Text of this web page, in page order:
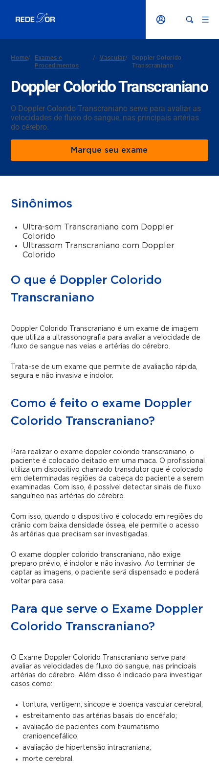
Home/
Exames e
Procedimentos
/ Vascular/
Doppler Colorido
Transcraniano
Doppler Colorido Transcraniano
O Doppler Colorido Transcraniano serve para avaliar as
velocidades de fluxo do sangue, nas principais artérias
do cérebro.
Marque seu exame
Sinônimos
Ultra-som Transcraniano com Doppler
Colorido
Ultrassom Transcraniano com Doppler
Colorido
O que é Doppler Colorido
Transcraniano
Doppler Colorido Transcraniano é um exame de imagem
que utiliza a ultrassonografia para avaliar a velocidade de
fluxo de sangue nas veias e artérias do cérebro.
Trata-se de um exame que permite de avaliação rápida,
segura e não invasiva e indolor.
Como é feito o exame Doppler
Colorido Transcraniano?
Para realizar o exame doppler colorido transcraniano, o
paciente é colocado deitado em uma maca. O profissional
utiliza um dispositivo chamado transdutor que é colocado
em determinadas regiões da cabeça do paciente a serem
examinadas. Com isso, é possível detectar sinais de fluxo
sanguíneo nas artérias do cérebro.
Com isso, quando o dispositivo é colocado em regiões do
crânio com baixa densidade óssea, ele permite o acesso
às artérias que precisam ser investigadas.
O exame doppler colorido transcraniano, não exige
preparo prévio, é indolor e não invasivo. Ao terminar de
captar as imagens, o paciente será dispensado e poderá
voltar para casa.
Para que serve o Exame Doppler
Colorido Transcraniano?
O Exame Doppler Colorido Transcraniano serve para
avaliar as velocidades de fluxo do sangue, nas principais
artérias do cérebro. Além disso é indicado para investigar
casos como:
tontura, vertigem, síncope e doença vascular cerebral;
estreitamento das artérias basais do encéfalo;
avaliação de pacientes com traumatismo
cranioencefálico;
avaliação de hipertensão intracraniana;
morte cerebral.